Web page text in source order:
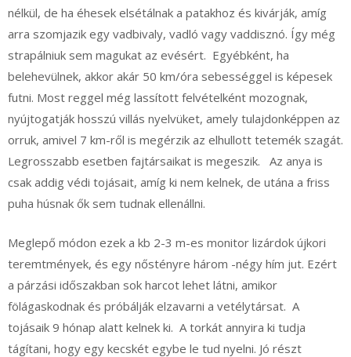
nélkül, de ha éhesek elsétálnak a patakhoz és kivárják, amíg
arra szomjazik egy vadbivaly, vadló vagy vaddisznó. Így még
strapálniuk sem magukat az evésért. Egyébként, ha
belehevülnek, akkor akár 50 km/óra sebességgel is képesek
futni. Most reggel még lassított felvételként mozognak,
nyújtogatják hosszú villás nyelvüket, amely tulajdonképpen az
orruk, amivel 7 km-ről is megérzik az elhullott tetemék szagát.
Legrosszabb esetben fajtársaikat is megeszik. Az anya is
csak addig védi tojásait, amíg ki nem kelnek, de utána a friss
puha húsnak ők sem tudnak ellenállni.
Meglepő módon ezek a kb 2-3 m-es monitor lizárdok újkori
teremtmények, és egy nőstényre három -négy hím jut. Ezért
a párzási időszakban sok harcot lehet látni, amikor
fölágaskodnak és próbálják elzavarni a vetélytársat. A
tojásaik 9 hónap alatt kelnek ki. A torkát annyira ki tudja
tágítani, hogy egy kecskét egybe le tud nyelni. Jó részt